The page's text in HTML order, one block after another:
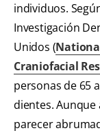
individuos.
Investigación
Unidos (
Craniofacial
personas de 65
dientes.
parecer